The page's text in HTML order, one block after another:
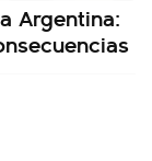
Argentina: